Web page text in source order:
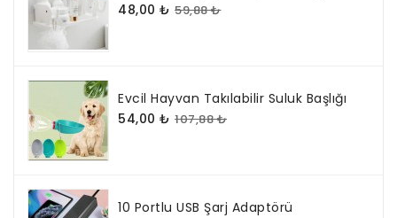
48,00 ₺ 59,88 ₺
Evcil Hayvan Takılabilir Suluk Başlığı
54,00 ₺ 107,88 ₺
10 Portlu USB Şarj Adaptörü